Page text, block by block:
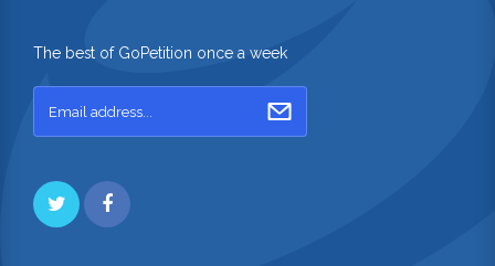
The best of GoPetition once a week